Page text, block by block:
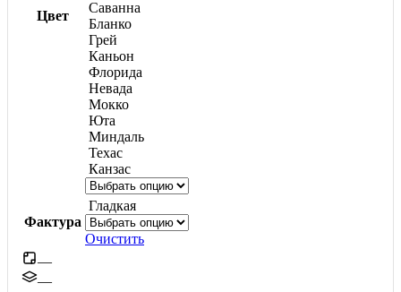
Цвет
Саванна
Бланко
Грей
Каньон
Флорида
Невада
Мокко
Юта
Миндаль
Техас
Канзас
Фактура
Гладкая
Очистить
—
—